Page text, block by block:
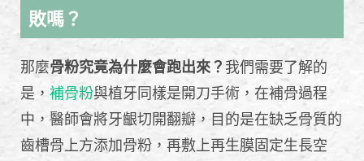
敗嗎？
那麼骨粉究竟為什麼會跑出來？ 我們需要了解的
是， 補骨粉與植牙同樣是開刀手術，在補骨過程
中，醫師會將牙齦切開翻瓣，目的是在缺乏骨質的
齒槽骨上方添加骨粉，再敷上再生膜固定生長空